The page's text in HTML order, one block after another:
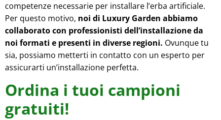
competenze necessarie per installare l’erba artificiale.
Per questo motivo, noi di Luxury Garden abbiamo
collaborato con professionisti dell’installazione da
noi formati e presenti in diverse regioni. Ovunque tu
sia, possiamo metterti in contatto con un esperto per
assicurarti un’installazione perfetta.
Ordina i tuoi campioni
gratuiti!